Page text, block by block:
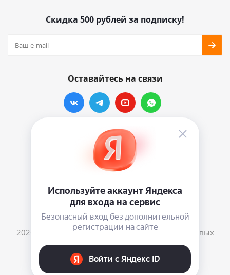
Скидка 500 рублей за подписку!
Оставайтесь на связи
Наши контакты
info@vinylmarkt.ru
2026 © Винилмаркт - интернет-магазин виниловых
пластинок